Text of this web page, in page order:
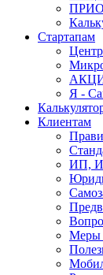
Стартапам
Я -
Клиентам
ИП,
Меры